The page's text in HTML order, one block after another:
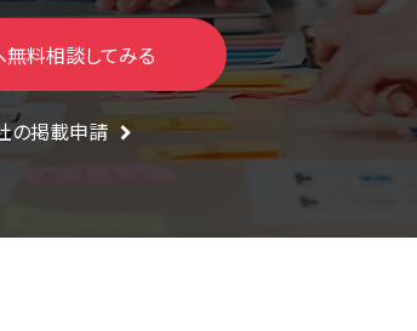
無料相談してみる
の掲載申請